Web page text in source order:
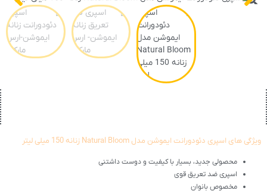
ویژگی های اسپری دئودورانت ایموشن مدل Natural Bloom زنانه 150 میلی لیتر
محصولی جدید، بسیار با کیفیت و دوست داشتنی
اسپری ضد تعریق قوی
مخصوص بانوان